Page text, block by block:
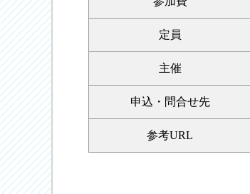
定員
主催
申込・ 問合せ先
参考URL